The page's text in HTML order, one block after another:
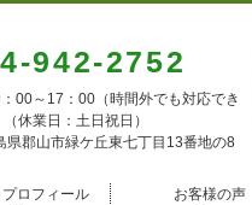
942-2752
00～17：00（時間外でも対応でき
休業日：土日祝日）
県郡山市緑ケ丘東七丁目13番地の8
ロフィール
お客様の声